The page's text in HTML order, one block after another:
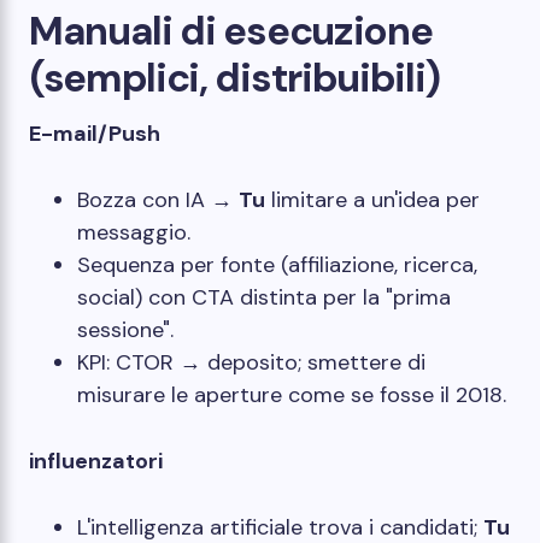
Manuali di esecuzione
(semplici, distribuibili)
E-mail/Push
Bozza con IA → Tu limitare a un'idea per
messaggio.
Sequenza per fonte (affiliazione, ricerca,
social) con CTA distinta per la "prima
sessione".
KPI: CTOR → deposito; smettere di
misurare le aperture come se fosse il 2018.
influenzatori
L'intelligenza artificiale trova i candidati; Tu